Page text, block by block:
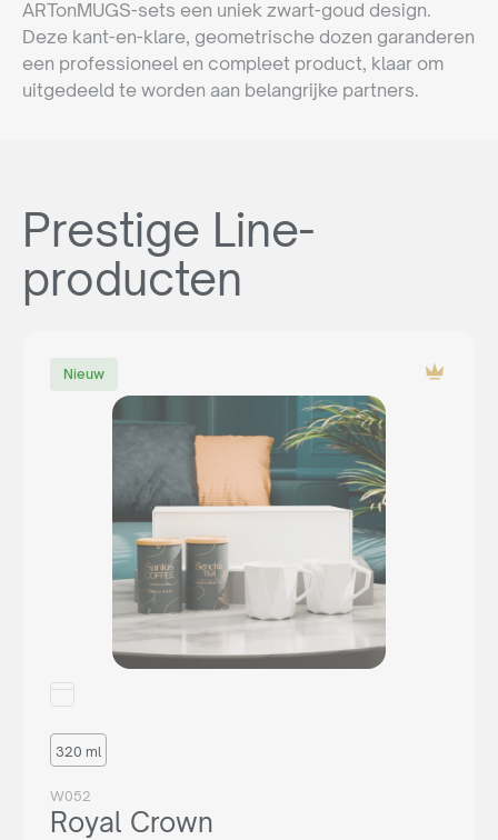
ARTonMUGS-sets een uniek zwart-goud design.
Deze kant-en-klare, geometrische dozen garanderen
een professioneel en compleet product, klaar om
uitgedeeld te worden aan belangrijke partners.
Prestige Line-
producten
Nieuw
320 ml
W052
Royal Crown